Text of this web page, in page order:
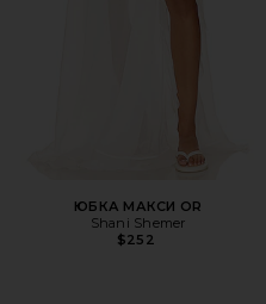
ЮБКА МАКСИ OR
Shani Shemer
$252